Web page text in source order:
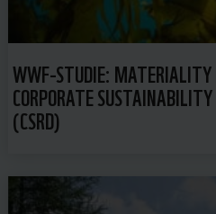
WWF-STUDIE: MATERIALITY
CORPORATE
(CSRD)